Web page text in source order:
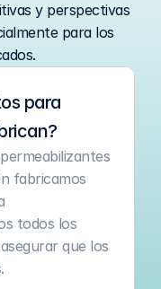
y perspectivas
para los
para
fabricamos
todos los
que los